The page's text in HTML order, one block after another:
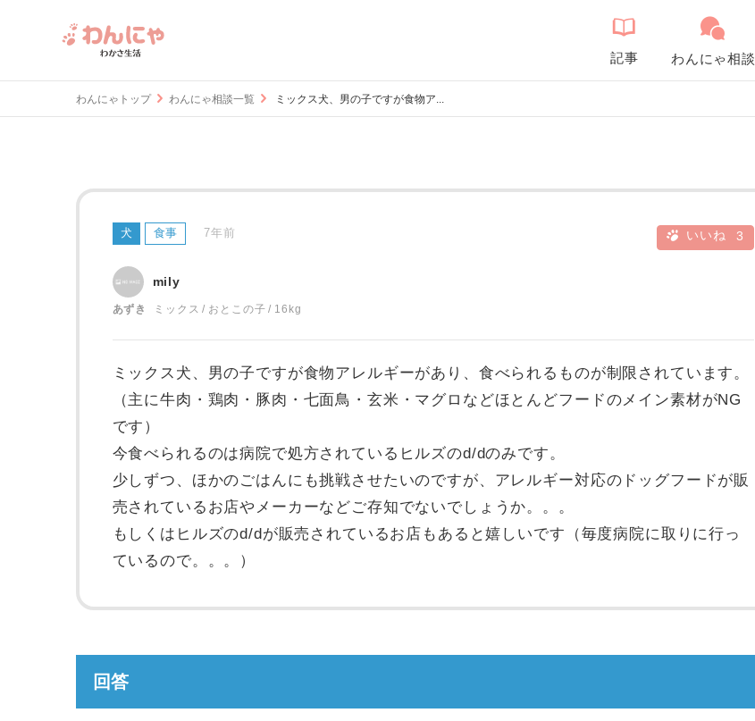
記事 わんにゃ相談
わんにゃトップ わんにゃ相談一覧 ミックス犬、男の子ですが食物ア...
犬 食事 7年前 いいね 3
mily
あずき ミックス おとこの子 16kg
ミックス犬、男の子ですが食物アレルギーがあり、食べられるものが制限されています。
（主に牛肉・鶏肉・豚肉・七面鳥・玄米・マグロなどほとんどフードのメイン素材がNG
です）
今食べられるのは病院で処方されているヒルズのd/dのみです。
少しずつ、ほかのごはんにも挑戦させたいのですが、アレルギー対応のドッグフードが販
売されているお店やメーカーなどご存知でないでしょうか。。。
もしくはヒルズのd/dが販売されているお店もあると嬉しいです（毎度病院に取りに行っ
ているので。。。）
回答